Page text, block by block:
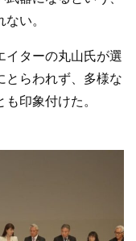
い。
イターの丸山氏が選
とらわれず、多様な
印象付けた。